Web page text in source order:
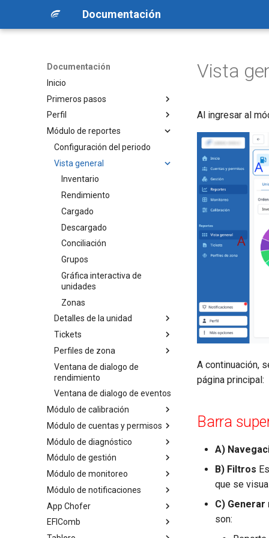
Documentación
Documentación
Inicio
Primeros pasos
Acceso a la plataforma
Estructura de la aplicación
Perfil
Formulario de configuración
Recuperación de contraseña
Autenticación de 2 factores
Módulo de reportes
Configuración del periodo
Vista general
Inventario
Rendimiento
Cargado
Descargado
Conciliación
Grupos
Gráfica interactiva de
unidades
Zonas
Detalles de la unidad
Gráfica de combustible
Rendimiento
Combustible actual
Gráfica de temperatura
Tickets
Cargas
Descargas
Comportamiento
Reporte de la unidad
Mapa
Perfil
Tickets
Agregar / Modificar ticket
Importar tickets
Perfiles de zona
Detalles de una zona
Mapa
Cargas
Descargas
Agregar / Modificar un
perfil
Reporte de la zona
Ventana de dialogo de
rendimiento
Ventana de dialogo de eventos
Módulo de calibración
Primeros pasos
Página de detalles
Calibrar / Recalibrar
Calibrador automático
Caracterización
Jarra Patrón
Prueba de jarra patrón
Módulo de cuentas y permisos
Cuentas
Permisos
Roles
Usuarios
Módulo de diagnóstico
Detalles de diagnóstico
Casos de diagnóstico
finalizados
Registro de Nuevo Caso de
Diagnóstico
Panel de casos de diagnóstico
Módulo de gestión
Accesorios
Chip celular
Dispositivos
Seguimiento
Módulo de monitoreo
Panel de servicios
Detalles de servicio activo
Detalles de servicio finalizado
Panel de unidades
Ventana de edición.
Módulo de notificaciones
Configuración de notificaciones
Agregar notificación
App Chofer
Configuración
EFIComb
Vista
Al ingresar al
A continuación,
página principal:
Barra
A)
B) Filtros
que se
C)
son: